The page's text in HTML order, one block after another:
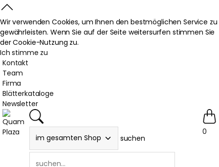
Wir verwenden Cookies, um Ihnen den bestmöglichen Service zu
gewährleisten. Wenn Sie auf der Seite weitersurfen stimmen Sie
der Cookie-Nutzung zu.
Ich stimme zu
Kontakt
Team
Firma
Blätterkataloge
Newsletter
suchen
0